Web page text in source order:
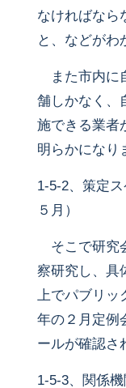
なければなら
と、などがわ
また市内に
舗しかなく、
施できる業者
明らかになり
1-5-2、策定
５月）
そこで研究
察研究し、具
上でパブリッ
年の２月定例
ールが確認さ
1-5-3、関係